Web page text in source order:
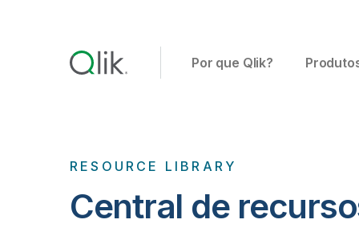
Por que Qlik?
RESOURCE LIBRARY
Central de